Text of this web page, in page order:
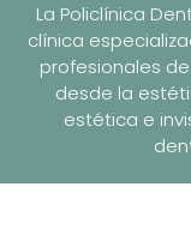
La Policlínica
clínica
profesionales
desde la
estética e